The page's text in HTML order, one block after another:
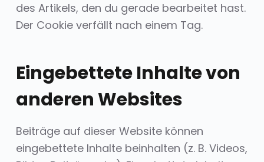
des Artikels, den du gerade bearbeitet hast.
Der Cookie verfällt nach einem Tag.
Eingebettete Inhalte von
anderen Websites
Beiträge auf dieser Website können
eingebettete Inhalte beinhalten (z. B. Videos,